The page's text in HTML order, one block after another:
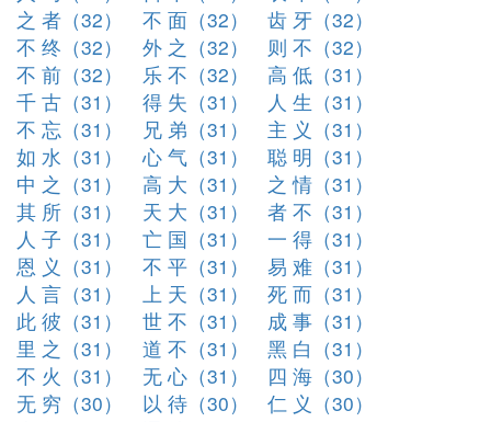
之 者（32）
不 面（32）
齿 牙（32）
不 终（32）
外 之（32）
则 不（32）
不 前（32）
乐 不（32）
高 低（31）
千 古（31）
得 失（31）
人 生（31）
不 忘（31）
兄 弟（31）
主 义（31）
如 水（31）
心 气（31）
聪 明（31）
中 之（31）
高 大（31）
之 情（31）
其 所（31）
天 大（31）
者 不（31）
人 子（31）
亡 国（31）
一 得（31）
恩 义（31）
不 平（31）
易 难（31）
人 言（31）
上 天（31）
死 而（31）
此 彼（31）
世 不（31）
成 事（31）
里 之（31）
道 不（31）
黑 白（31）
不 火（31）
无 心（31）
四 海（30）
无 穷（30）
以 待（30）
仁 义（30）